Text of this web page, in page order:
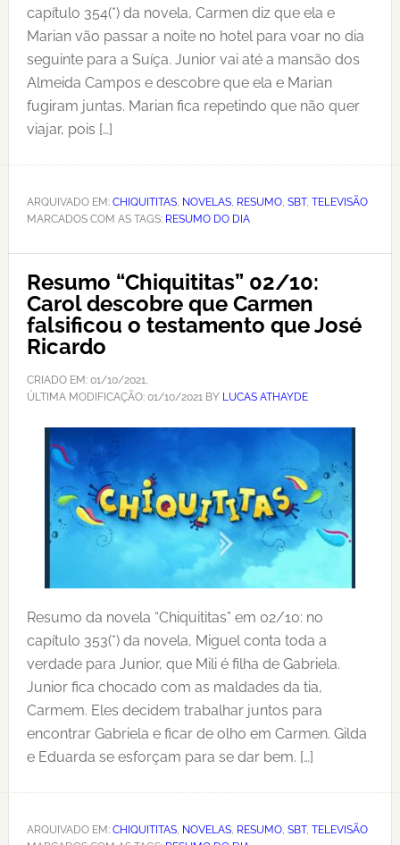
capítulo 354(*) da novela, Carmen diz que ela e
Marian vão passar a noite no hotel para voar no dia
seguinte para a Suíça. Junior vai até a mansão dos
Almeida Campos e descobre que ela e Marian
fugiram juntas. Marian fica repetindo que não quer
viajar, pois […]
ARQUIVADO EM: CHIQUITITAS, NOVELAS, RESUMO, SBT, TELEVISÃO
MARCADOS COM AS TAGS: RESUMO DO DIA
Resumo “Chiquititas” 02/10:
Carol descobre que Carmen
falsificou o testamento que José
Ricardo
CRIADO EM: 01/10/2021,
ÚLTIMA MODIFICAÇÃO: 01/10/2021BY LUCAS ATHAYDE
Resumo da novela “Chiquititas” em 02/10: no
capítulo 353(*) da novela, Miguel conta toda a
verdade para Junior, que Mili é filha de Gabriela.
Junior fica chocado com as maldades da tia,
Carmem. Eles decidem trabalhar juntos para
encontrar Gabriela e ficar de olho em Carmen. Gilda
e Eduarda se esforçam para se dar bem. […]
ARQUIVADO EM: CHIQUITITAS, NOVELAS, RESUMO, SBT, TELEVISÃO